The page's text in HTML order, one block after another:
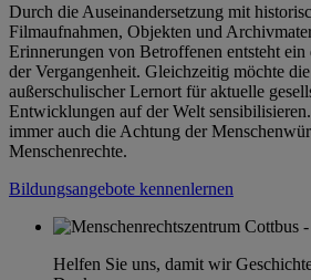
Durch die Auseinandersetzung mit
Filmaufnahmen, Objekten und
Erinnerungen von Betroffenen entsteht
der Vergangenheit. Gleichzeitig möchte
außerschulischer Lernort für aktuelle
Entwicklungen auf der Welt
immer auch die Achtung der
Menschenrechte.
Bildungsangebote kennenlernen
Helfen Sie uns, damit wir